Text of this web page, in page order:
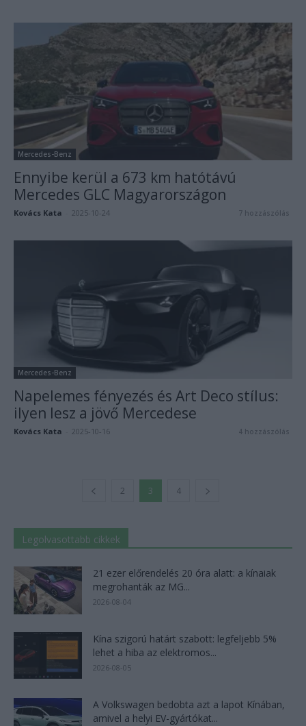
Mercedes-Benz
Ennyibe kerül a 673 km hatótávú
Mercedes GLC Magyarországon
Kovács Kata 2025-10-24 7 hozzászólás
Mercedes-Benz
Napelemes fényezés és Art Deco stílus:
ilyen lesz a jövő Mercedese
Kovács Kata 2025-10-16 4 hozzászólás
2 3 4
Legolvasottabb cikkek
21 ezer előrendelés 20 óra alatt: a kínaiak
megrohanták az MG...
2026-08-04
Kína szigorú határt szabott: legfeljebb 5%
lehet a hiba az elektromos...
2026-08-05
A Volkswagen bedobta azt a lapot Kínában,
amivel a helyi EV-gyártókat...